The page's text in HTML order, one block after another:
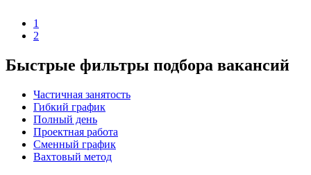
1
2
Быстрые фильтры подбора вакансий
Частичная занятость
Гибкий график
Полный день
Проектная работа
Сменный график
Вахтовый метод